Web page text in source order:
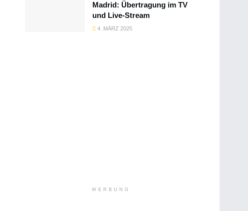
Madrid: Übertragung im TV
und Live-Stream
4. MÄRZ 2025
WERBUNG